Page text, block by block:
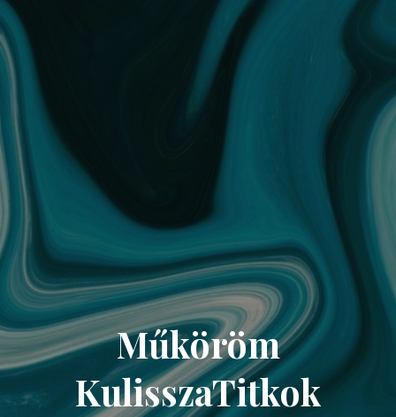
Műköröm
KulisszaTitkok